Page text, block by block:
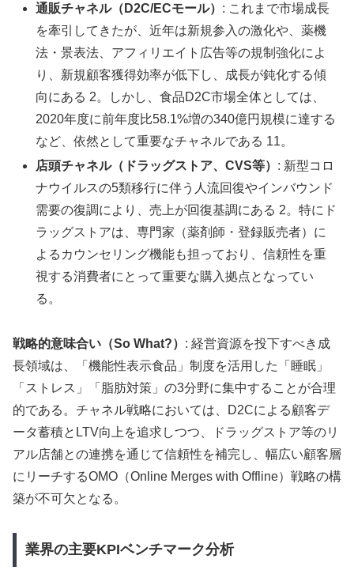
通販チャネル（D2C/ECモール） : これまで市場成長
を牽引してきたが、近年は新規参入の激化や、薬機
法・景表法、アフィリエイト広告等の規制強化によ
り、新規顧客獲得効率が低下し、成長が鈍化する傾
向にある 2。しかし、食品D2C市場全体としては、
2020年度に前年度比58.1%増の340億円規模に達する
など、依然として重要なチャネルである 11。
店頭チャネル（ドラッグストア、CVS等） : 新型コロ
ナウイルスの5類移行に伴う人流回復やインバウンド
需要の復調により、売上が回復基調にある 2。特にド
ラッグストアは、専門家（薬剤師・登録販売者）に
よるカウンセリング機能も担っており、信頼性を重
視する消費者にとって重要な購入拠点となってい
る。
戦略的意味合い（So What?） : 経営資源を投下すべき成
長領域は、「機能性表示食品」制度を活用した「睡眠」
「ストレス」「脂肪対策」の3分野に集中することが合理
的である。チャネル戦略においては、D2Cによる顧客デ
ータ蓄積とLTV向上を追求しつつ、ドラッグストア等のリ
アル店舗との連携を通じて信頼性を補完し、幅広い顧客層
にリーチするOMO（Online Merges with Offline）戦略の構
築が不可欠となる。
業界の主要KPIベンチマーク分析